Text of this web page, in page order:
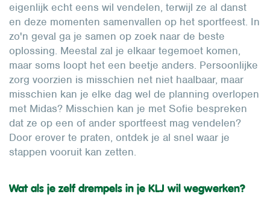
eigenlijk echt eens wil vendelen, terwijl ze al danst
en deze momenten samenvallen op het sportfeest. In
zo'n geval ga je samen op zoek naar de beste
oplossing. Meestal zal je elkaar tegemoet komen,
maar soms loopt het een beetje anders. Persoonlijke
zorg voorzien is misschien net niet haalbaar, maar
misschien kan je elke dag wel de planning overlopen
met Midas? Misschien kan je met Sofie bespreken
dat ze op een of ander sportfeest mag vendelen?
Door erover te praten, ontdek je al snel waar je
stappen vooruit kan zetten.
Wat als je zelf drempels in je KLJ wil wegwerken?